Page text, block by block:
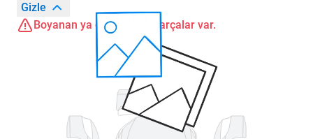
Gizle
Boyanan ya da değişen parçalar var.